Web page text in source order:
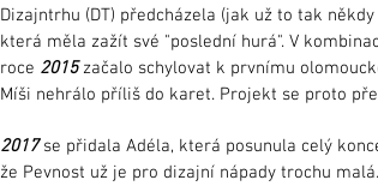
Dizajntrhu (DT) předcházela (jak už to tak
která měla zažít své "poslední hurá". V
roce 2015začalo schylovat k prvnímu
Míši nehrálo příliš do karet. Projekt se proto
2017se přidala Adéla, která posunula celý
že Pevnost už je pro dizajní nápady trochu